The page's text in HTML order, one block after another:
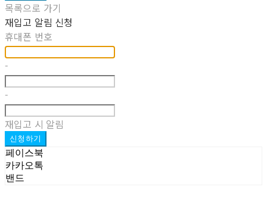
목록으로 가기
재입고 알림 신청
휴대폰 번호
-
-
재입고 시 알림
신청하기
페이스북
카카오톡
밴드